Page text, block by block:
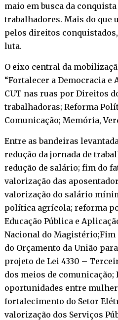
maio em busca da
trabalhadores. Mais do que
pelos direitos
luta.
O eixo central da
“Fortalecer a Democracia e
CUT nas ruas por Direitos
trabalhadoras; Reforma
Comunicação; Memória,
Entre as bandeiras
redução da jornada de
redução de salário; fim do
valorização das
valorização do salário
política agrícola; reforma
Educação Pública e
Nacional do Magistério;Fim
do Orçamento da União
projeto de Lei 4330 –
dos meios de comunicação;
oportunidades entre
fortalecimento do Setor
valorização dos Serviços